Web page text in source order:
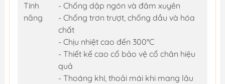
Tính
năng
- Chống dập ngón và đâm xuyên
- Chống trơn trượt, chống dầu và hóa
chất
- Chịu nhiệt cao đến 300°C
- Thiết kế cao cổ bảo vệ cổ chân hiệu
quả
- Thoáng khí, thoải mái khi mang lâu